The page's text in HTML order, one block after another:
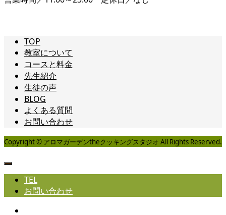
TOP
教室について
コースと料金
先生紹介
生徒の声
BLOG
よくある質問
お問い合わせ
Copyright © アロマガーデンtheクッキングスタジオ All Rights Reserved.
TEL
お問い合わせ